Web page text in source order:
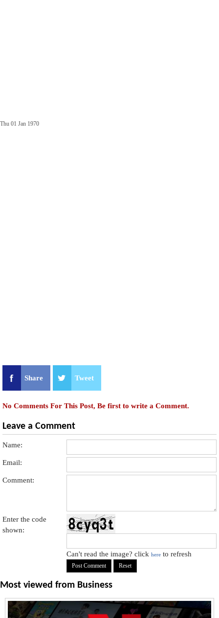
Thu 01 Jan 1970
Share Tweet
No Comments For This Post, Be first to write a Comment.
Leave a Comment
Name:
Email:
Comment:
Enter the code
shown:
Can't read the image? clickhere to refresh
Most viewed from Business